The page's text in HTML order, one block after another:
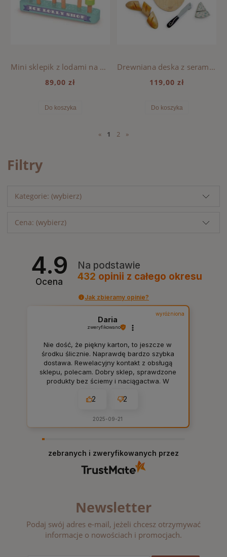
Mini sklepik z lodami na patyku - Tender Leaf Toys
89,00 zł
Do koszyka
Drewniana deska z serami do krojenia - Tender Leaf Toys
119,00 zł
Do koszyka
« 1 2 »
Filtry
Kategorie: (wybierz)
Cena: (wybierz)
4.9
Ocena
Na podstawie
432 opinii z całego okresu
Jak zbieramy opinie?
wyróżniona
Daria
zweryfikowano
Nie dość, że piękny karton, to jeszcze w
środku ślicznie. Naprawdę bardzo szybka
dostawa. Rewelacyjny kontakt z obsługą
sklepu, polecam. Dobry sklep, sprawdzone
produkty bez ściemy i naciągactwa. W
2 2
2025-09-21
zebranych i zweryfikowanych przez
Newsletter
Podaj swój adres e-mail, jeżeli chcesz otrzymywać
informacje o nowościach i promocjach.